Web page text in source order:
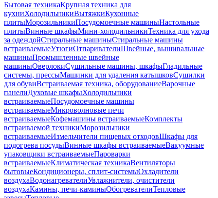
Бытовая техникаКрупная техника для
кухниХолодильникиВытяжкиКухонные
плитыМорозильникиПосудомоечные машиныНастольные
плитыВинные шкафыМини-холодильникиТехника для ухода
за одеждойСтиральные машиныСтиральные машины
встраиваемыеУтюгиОтпаривателиШвейные, вышивальные
машиныПромышленные швейные
машиныОверлокиСушильные машины, шкафыГладильные
системы, прессыМашинки для удаления катышковСушилки
для обувиВстраиваемая техника, оборудованиеВарочные
панелиДуховые шкафыХолодильники
встраиваемыеПосудомоечные машины
встраиваемыеМикроволновые печи
встраиваемыеКофемашины встраиваемыеКомплекты
встраиваемой техникиМорозильники
встраиваемыеИзмельчители пищевых отходовШкафы для
подогрева посудыВинные шкафы встраиваемыеВакуумные
упаковщики встраиваемыеПароварки
встраиваемыеКлиматическая техникаВентиляторы
бытовыеКондиционеры, сплит-системыОхладители
воздухаВодонагревателиУвлажнители, очистители
воздухаКамины, печи-каминыОбогревателиТепловые